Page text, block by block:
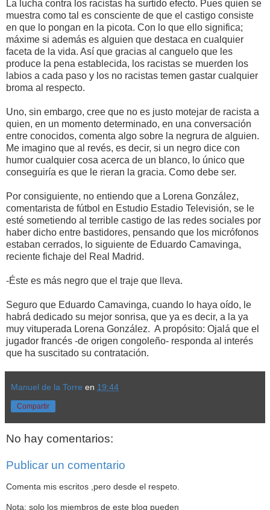
La lucha contra los racistas ha surtido efecto. Pues quien se
muestra como tal es consciente de que el castigo consiste
en que lo pongan en la picota. Con lo que ello significa;
máxime si además es alguien que destaca en cualquier
faceta de la vida. Así que gracias al canguelo que les
produce la pena establecida, los racistas se muerden los
labios a cada paso y los no racistas temen gastar cualquier
broma al respecto.
Uno, sin embargo, cree que no es justo motejar de racista a
quien, en un momento determinado, en una conversación
entre conocidos, comenta algo sobre la negrura de alguien.
Me imagino que al revés, es decir, si un negro dice con
humor cualquier cosa acerca de un blanco, lo único que
conseguiría es que le rieran la gracia. Como debe ser.
Por consiguiente, no entiendo que a Lorena González,
comentarista de fútbol en Estudio Estadio Televisión, se le
esté sometiendo al terrible castigo de las redes sociales por
haber dicho entre bastidores, pensando que los micrófonos
estaban cerrados, lo siguiente de Eduardo Camavinga,
reciente fichaje del Real Madrid.
-Éste es más negro que el traje que lleva.
Seguro que Eduardo Camavinga, cuando lo haya oído, le
habrá dedicado su mejor sonrisa, que ya es decir, a la ya
muy vituperada Lorena González. A propósito: Ojalá que el
jugador francés -de origen congoleño- responda al interés
que ha suscitado su contratación.
Manuel de la Torre en 19:44
Compartir
No hay comentarios:
Publicar un comentario
Comenta mis escritos ,pero desde el respeto.
Nota: solo los miembros de este blog pueden